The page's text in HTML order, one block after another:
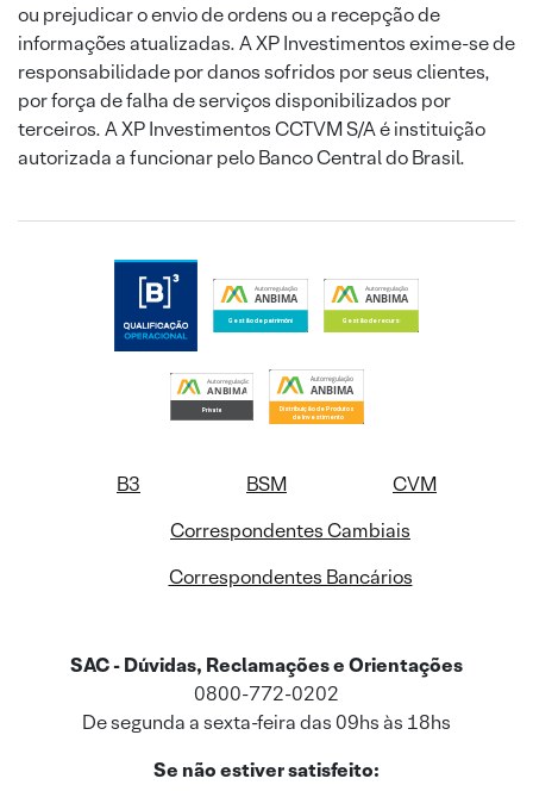
ou prejudicar o envio de ordens ou a recepção de
informações atualizadas. A XP Investimentos exime-se de
responsabilidade por danos sofridos por seus clientes,
por força de falha de serviços disponibilizados por
terceiros. A XP Investimentos CCTVM S/A é instituição
autorizada a funcionar pelo Banco Central do Brasil.
B3 BSM
CVM
Correspondentes Cambiais
Correspondentes Bancários
SAC - Dúvidas, Reclamações e Orientações
0800-772-0202
De segunda a sexta-feira das 09hs às 18hs
Se não estiver satisfeito: